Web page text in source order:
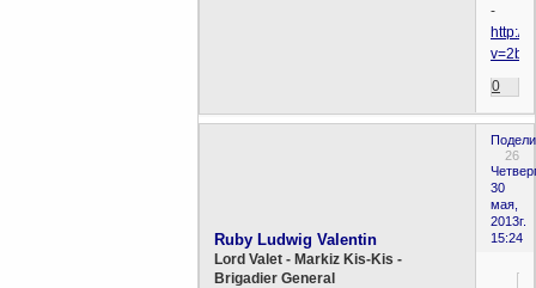
-
http://
0
26
30
мая,
2013г.
15:24
Ruby Ludwig Valentin
Lord Valet - Markiz Kis-Kis -
Brigadier General